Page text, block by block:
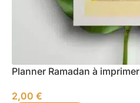
Planner Ramadan à imprimer
2,00 €